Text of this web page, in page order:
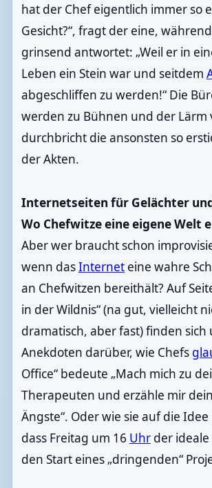
hat der Chef eigentlich immer so
Gesicht?“, fragt der eine,
grinsend antwortet: „Weil er in
Leben ein Stein war und seitdem
abgeschliffen zu werden!“ Die
werden zu Bühnen und der Lärm
durchbricht die ansonsten so
der Akten.
Internetseiten für Gelächter
Wo Chefwitze eine eigene Welt
Aber wer braucht schon
wenn dasInterneteine wahre
an Chefwitzen bereithält? Auf
in der Wildnis“ (na gut, vielleicht
dramatisch, aber fast) finden sich
Anekdoten darüber, wie Chefs
Office“ bedeute „Mach mich zu
Therapeuten und erzähle mir
Ängste“. Oder wie sie auf die
dass Freitag um 16 Uhrder
den Start eines „dringenden“